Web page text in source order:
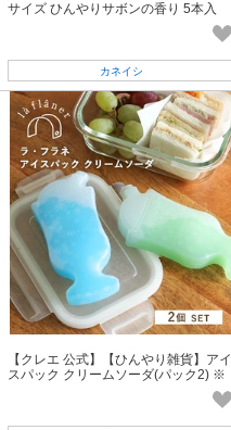
サイズ ひんやりサボンの香り 5本入
カネイシ
【クレエ 公式】【ひんやり雑貨】アイ
スパック クリームソーダ(パック2) ※